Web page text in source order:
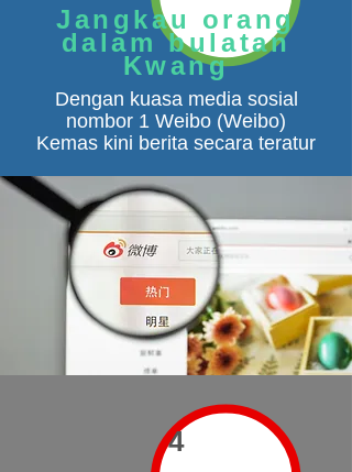
Jangkau orang
dalam bulatan
Kwang
Dengan kuasa media sosial
nombor 1 Weibo (Weibo)
Kemas kini berita secara teratur
4